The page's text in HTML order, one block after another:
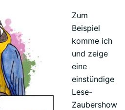
Zum
Beispiel
komme ich
und zeige
eine
einstündige
Lese-
Zaubershow